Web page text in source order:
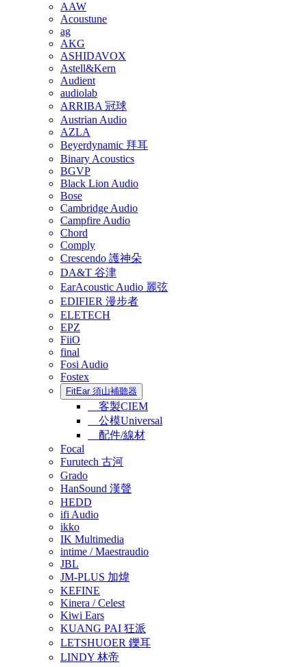
AAW
Acoustune
ag
AKG
ASHIDAVOX
Astell&Kern
Audient
audiolab
ARRIBA 冠球
Austrian Audio
AZLA
Beyerdynamic 拜耳
Binary Acoustics
BGVP
Black Lion Audio
Bose
Cambridge Audio
Campfire Audio
Chord
Comply
Crescendo 護神朵
DA&T 谷津
EarAcoustic Audio 麗弦
EDIFIER 漫步者
ELETECH
EPZ
FiiO
final
Fosi Audio
Fostex
FitEar 須山補聽器
客製CIEM
公模Universal
配件/線材
Focal
Furutech 古河
Grado
HanSound 漢聲
HEDD
ifi Audio
ikko
IK Multimedia
intime / Maestraudio
JBL
JM-PLUS 加煒
KEFINE
Kinera / Celest
Kiwi Ears
KUANG PAI 狂派
LETSHUOER 鑠耳
LINDY 林帝